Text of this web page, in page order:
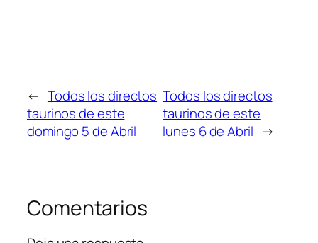
← Todos los directos
taurinos de este
domingo 5 de Abril
Todos los directos
taurinos de este
lunes 6 de Abril →
Comentarios